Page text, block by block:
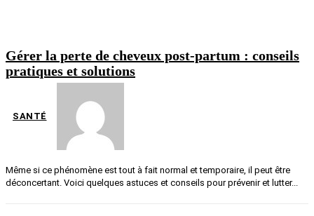
Gérer la perte de cheveux post-partum : conseils
pratiques et solutions
SANTÉ
Même si ce phénomène est tout à fait normal et temporaire, il peut être
déconcertant. Voici quelques astuces et conseils pour prévenir et lutter...